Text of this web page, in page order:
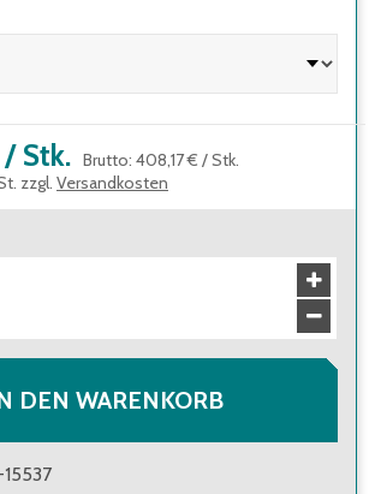
/ Stk. Brutto: 408,17 € /Stk.
zzgl. Versandkosten
DEN WARENKORB